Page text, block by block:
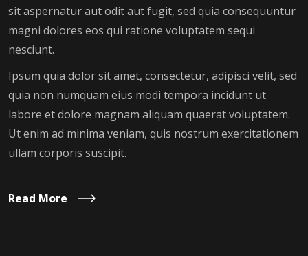
sit aspernatur aut odit aut fugit, sed quia consequuntur
magni dolores eos qui ratione voluptatem sequi
nesciunt.
Ipsum quia dolor sit amet, consectetur, adipisci velit, sed
quia non numquam eius modi tempora incidunt ut
labore et dolore magnam aliquam quaerat voluptatem.
Ut enim ad minima veniam, quis nostrum exercitationem
ullam corporis suscipit.
Read More